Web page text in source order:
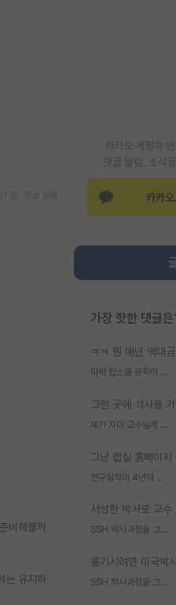
카카오 계정과
댓글 알람, 소식
카카
가장 핫한 댓글
미박 탑스쿨 유학이 빡세진 이유
제가 자대 교수님께 무례하게 행동한 걸까요?
연구실적이 4년의 공백이 있는거 어떻게 생각하냐
SSH 박사과정을 그만두고 지방대 박사로 옮기면 교수의 꿈은 끝일까요?
SSH 박사과정을 그만두고 지방대 박사로 옮기면 교수의 꿈은 끝일까요?
비해볼까
는 유지하